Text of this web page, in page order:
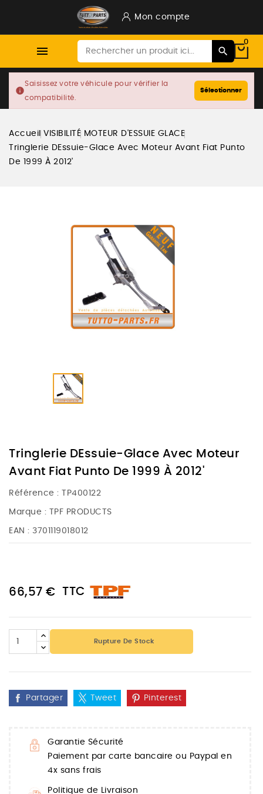
Mon compte

0
info
Saisissez votre véhicule pour vérifier la
compatibilité.
Sélectionner
Accueil VISIBILITÉ MOTEUR D'ESSUIE GLACE
Tringlerie DEssuie-Glace Avec Moteur Avant Fiat Punto
De 1999 À 2012'
Tringlerie DEssuie-Glace Avec Moteur
Avant Fiat Punto De 1999 À 2012'
Référence : TP400122
Marque : TPF PRODUCTS
EAN : 3701119018012
66,57 € TTC
Rupture De Stock
Partager Tweet Pinterest
Garantie Sécurité
Paiement par carte bancaire ou Paypal en
4x sans frais
Politique de Livraison